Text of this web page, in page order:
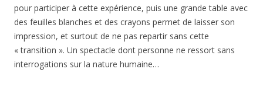
pour participer à cette expérience, puis une grande table avec
des feuilles blanches et des crayons permet de laisser son
impression, et surtout de ne pas repartir sans cette
« transition ». Un spectacle dont personne ne ressort sans
interrogations sur la nature humaine…